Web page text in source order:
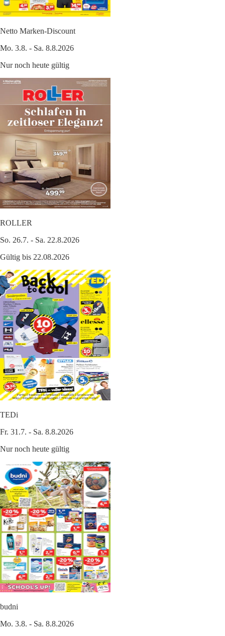
Netto Marken-Discount
Mo. 3.8. - Sa. 8.8.2026
Nur noch heute gültig
ROLLER
So. 26.7. - Sa. 22.8.2026
Gültig bis 22.08.2026
TEDi
Fr. 31.7. - Sa. 8.8.2026
Nur noch heute gültig
budni
Mo. 3.8. - Sa. 8.8.2026